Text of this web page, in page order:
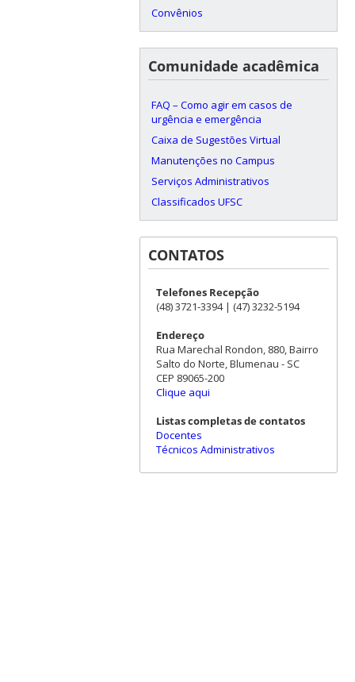
Convênios
Comunidade acadêmica
FAQ – Como agir em casos de
urgência e emergência
Caixa de Sugestões Virtual
Manutenções no Campus
Serviços Administrativos
Classificados UFSC
CONTATOS
Telefones Recepção
(48) 3721-3394 | (47) 3232-5194
Endereço
Rua Marechal Rondon, 880, Bairro
Salto do Norte, Blumenau - SC
CEP 89065-200
Clique aqui
Listas completas de contatos
Docentes
Técnicos Administrativos